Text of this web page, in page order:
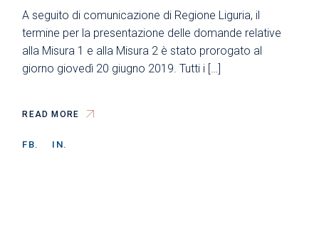
A seguito di comunicazione di Regione Liguria, il
termine per la presentazione delle domande relative
alla Misura 1 e alla Misura 2 è stato prorogato al
giorno giovedì 20 giugno 2019. Tutti i […]
READ MORE
FB. IN.